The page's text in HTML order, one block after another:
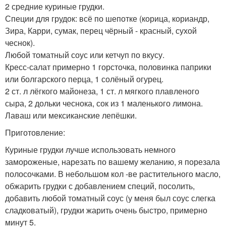
2 средние куриные грудки.
Специи для грудок: всё по шепотке (корица, кориандр,
Зира, Карри, сумак, перец чёрный - красный, сухой
чеснок).
Любой томатный соус или кетчуп по вкусу.
Кресс-салат примерно 1 горсточка, половинка паприки
или болгарского перца, 1 солёный огурец.
2 ст. л лёгкого майонеза, 1 ст. л мягкого плавленого
сыра, 2 дольки чеснока, сок из 1 маленького лимона.
Лаваш или мексиканские лепёшки.
Приготовление:
Куриные грудки лучше использовать немного
замороженые, нарезать по вашему желанию, я порезала
полосочками. В небольшом кол -ве растительного масло,
обжарить грудки с добавлением специй, посолить,
добавить любой томатный соус (у меня был соус слегка
сладковатый), грудки жарить очень быстро, примерно
минут 5.